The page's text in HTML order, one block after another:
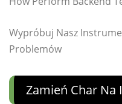
Wypróbuj Nasz
Problemów
Zamień Char Na